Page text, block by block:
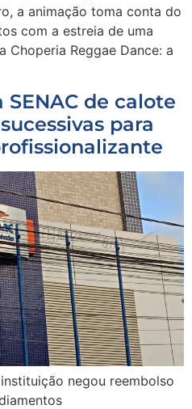
a animação toma conta do
com a estreia de uma
Choperia Reggae Dance: a
de calote
para
negou reembolso